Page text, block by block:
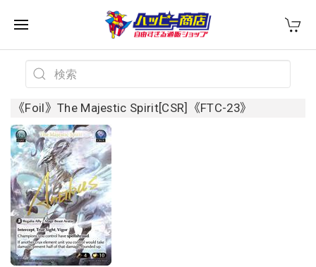
《Foil》The Majestic Spirit[CSR]《FTC-23》